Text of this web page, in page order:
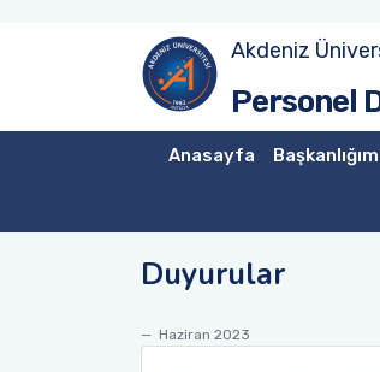
Akdeniz
Personel
Anasayfa
Duyurular
Haziran 2023
Akademik Atama Şube Müdürlüğü
Akademik Görevlendirme ve Evrak Kayıt
İşçi Şube Müdürlüğü
Sicil ve Disiplin İşlemleri Şube Müdürlüğü